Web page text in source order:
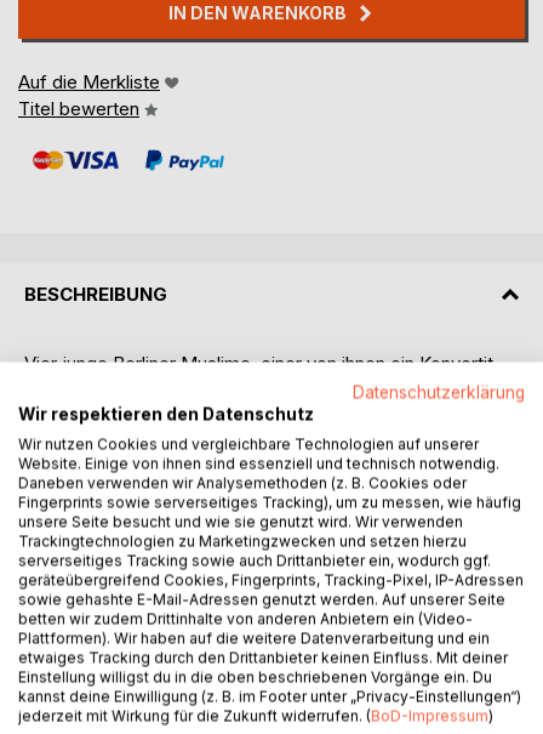
IN DEN WARENKORB
Auf die Merkliste
Titel bewerten
BESCHREIBUNG
Vier junge Berliner Muslime, einer von ihnen ein Konvertit,
brechen zu einem Städtetrip nach London auf. Was als
vergnügliche Kurzreise geplant war, entwickelt sich schnell
zum nervenaufreibenden Belastungstest, denn einer von
ihnen hat ein Geheimnis, in das er seine Freunde noch nicht
eingeweiht hat. Plötzlich über-schlagen sich die Ereignisse
und die Freunde finden sich zwischen Verfolgern,
Entführern und Erpressern wieder. Es sieht so aus, als
wären sie zwischen die Fronten rivalisierender Gruppen im
Nahen Osten geraten. Sie müssen nicht nur herausfinden,
worum es überhaupt geht, sondern auch, wie sie die Pläne
vereiteln können, die die geheimnisvollen Strippenzieher im
Hintergrund mit ihnen haben. Sind sie über eine syrische
Geheimoperation gestolpert oder ins Visier des IS geraten?
Es bleibt ihnen nicht viel Zeit, das herauszufinden, denn sie
Datenschutzerklärung
Wir respektieren den Datenschutz
Wir nutzen Cookies und vergleichbare Technologien auf unserer
Website. Einige von ihnen sind essenziell und technisch notwendig.
Daneben verwenden wir Analysemethoden (z. B. Cookies oder
Fingerprints sowie serverseitiges Tracking), um zu messen, wie häufig
unsere Seite besucht und wie sie genutzt wird. Wir verwenden
Trackingtechnologien zu Marketingzwecken und setzen hierzu
serverseitiges Tracking sowie auch Drittanbieter ein, wodurch ggf.
geräteübergreifend Cookies, Fingerprints, Tracking-Pixel, IP-Adressen
sowie gehashte E-Mail-Adressen genutzt werden. Auf unserer Seite
betten wir zudem Drittinhalte von anderen Anbietern ein (Video-
Plattformen). Wir haben auf die weitere Datenverarbeitung und ein
etwaiges Tracking durch den Drittanbieter keinen Einfluss. Mit deiner
Einstellung willigst du in die oben beschriebenen Vorgänge ein. Du
kannst deine Einwilligung (z. B. im Footer unter „Privacy-Einstellungen“)
jederzeit mit Wirkung für die Zukunft widerrufen. (BoD-Impressum)